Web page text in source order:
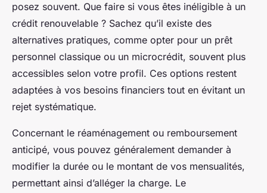
posez souvent. Que faire si vous êtes inéligible à un
crédit renouvelable ? Sachez qu’il existe des
alternatives pratiques, comme opter pour un prêt
personnel classique ou un microcrédit, souvent plus
accessibles selon votre profil. Ces options restent
adaptées à vos besoins financiers tout en évitant un
rejet systématique.
Concernant le réaménagement ou remboursement
anticipé, vous pouvez généralement demander à
modifier la durée ou le montant de vos mensualités,
permettant ainsi d’alléger la charge. Le